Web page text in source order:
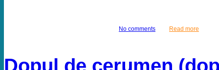
No comments Read more